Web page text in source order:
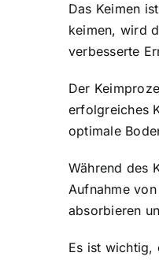
Das Keimen
keimen, wird
verbesserte
Der
erfolgreiches
optimale
Während des
Aufnahme
absorbieren
Es ist wichtig,